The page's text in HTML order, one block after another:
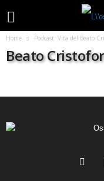
Home Podcast: Vita del Beato
Beato